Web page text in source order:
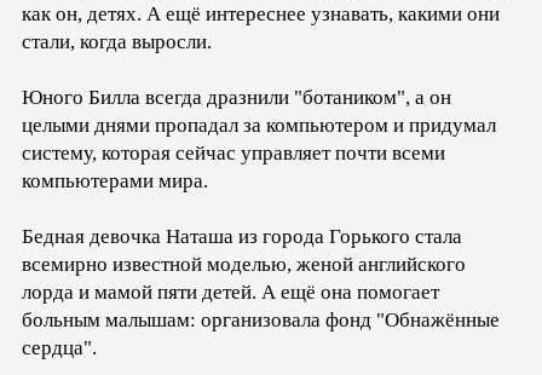
как он, детях. А ещё интереснее узнавать, какими они
стали, когда выросли.
Юного Билла всегда дразнили "ботаником", а он
целыми днями пропадал за компьютером и придумал
систему, которая сейчас управляет почти всеми
компьютерами мира.
Бедная девочка Наташа из города Горького стала
всемирно известной моделью, женой английского
лорда и мамой пяти детей. А ещё она помогает
больным малышам: организовала фонд "Обнажённые
сердца".